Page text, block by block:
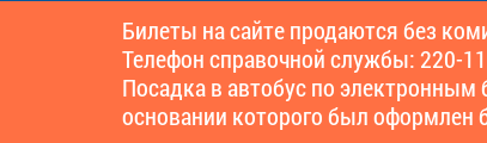
Билеты на сайте продаются без
Телефон справочной службы: 220-
Посадка в автобус по
основании которого был оформлен